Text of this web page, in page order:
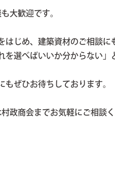
大歓迎です。
じめ、建築資材のご相談に
選べばいいか分からない」
ぜひお待ちしております。
政商会までお気軽にご相談く